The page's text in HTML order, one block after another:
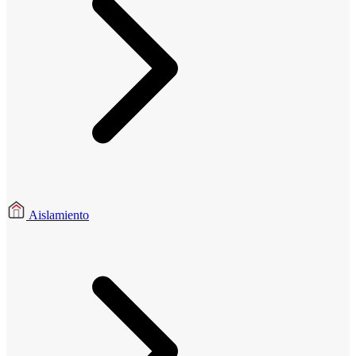
Aislamiento